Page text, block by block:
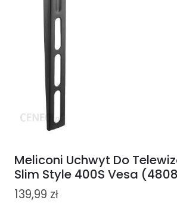
Meliconi Uchwyt Do
Slim Style 400S Vesa
139,99 zł